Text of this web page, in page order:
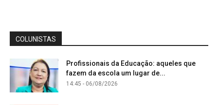
COLUNISTAS
Profissionais da Educação: aqueles que
fazem da escola um lugar de...
14:45 - 06/08/2026